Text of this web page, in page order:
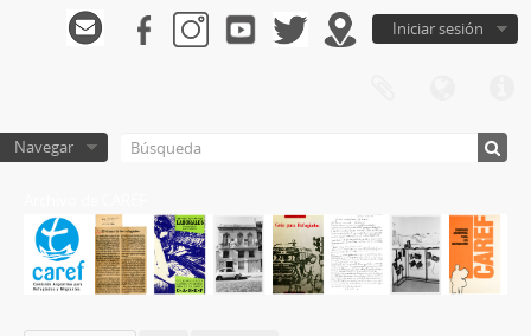
Iniciar sesión
Navegar